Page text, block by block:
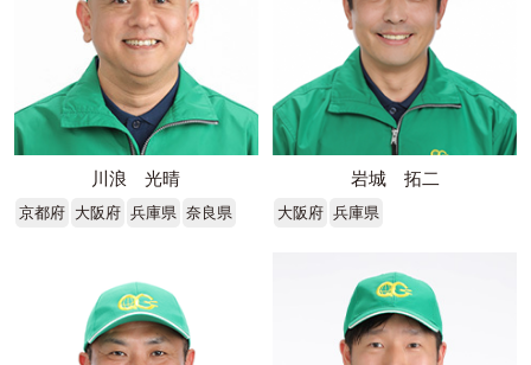
川浪 光晴
京都府 大阪府 兵庫県 奈良県
岩城 拓二
大阪府 兵庫県